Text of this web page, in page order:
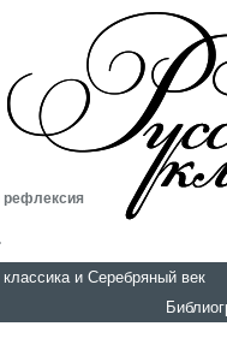
рефлексия
классика и Серебряный век